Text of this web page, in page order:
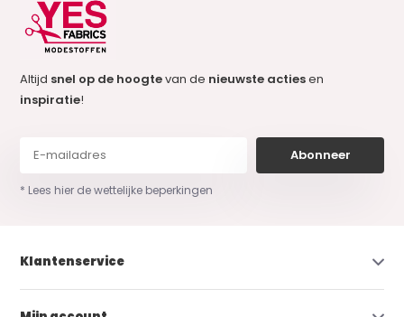
Altijd snel op de hoogtevan de nieuwste actiesen
inspiratie!
Abonneer
* Lees hier de wettelijke beperkingen
Klantenservice